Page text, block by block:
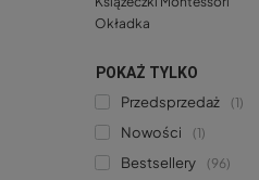
Okładka
POKAŻ TYLKO
Przedsprzedaż
1
Nowości 1
Bestsellery 96